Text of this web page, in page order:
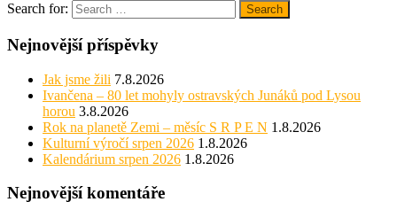
Search for: Search
Nejnovější příspěvky
Jak jsme žili 7.8.2026
Ivančena – 80 let mohyly ostravských Junáků pod Lysou
horou 3.8.2026
Rok na planetě Zemi – měsíc S R P E N 1.8.2026
Kulturní výročí srpen 2026 1.8.2026
Kalendárium srpen 2026 1.8.2026
Nejnovější komentáře